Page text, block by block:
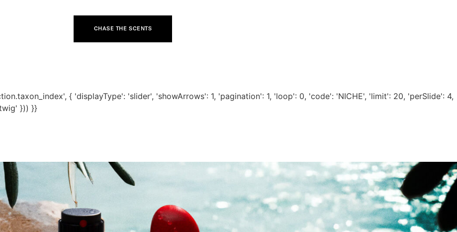
CHASE THE SCENTS
{ 'displayType': 'slider', 'showArrows': 1, 'pagination': 1, 'loop': 0, 'code': 'NICHE', 'limit': 20, 'perSlide': 4,
})) }}